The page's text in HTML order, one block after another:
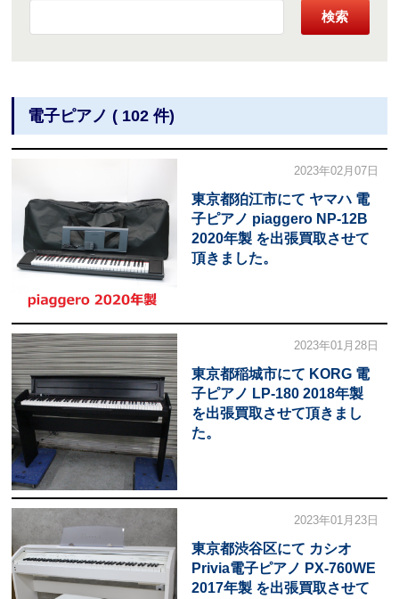
検索
電子ピアノ ( 102 件)
2023年02月07日
東京都狛江市にて ヤマハ 電
子ピアノ piaggero NP-12B
2020年製 を出張買取させて
頂きました。
2023年01月28日
東京都稲城市にて KORG 電
子ピアノ LP-180 2018年製
を出張買取させて頂きまし
た。
2023年01月23日
東京都渋谷区にて カシオ
Privia電子ピアノ PX-760WE
2017年製 を出張買取させて